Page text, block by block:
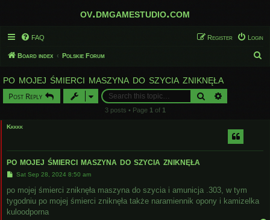
ov.dmgamestudio.com
FAQ Login
Register
Board index Polskie Forum
po mojej śmierci maszyna do szycia zniknęła
Post Reply Search
3 posts • Page 1 of 1
Kkkkk
po mojej śmierci maszyna do szycia zniknęła
P
s
Sat Sep 28, 2024 8:50 am
po mojej śmierci zniknęła maszyna do szycia i amunicja .303, w tym
tygodniu po mojej śmierci zniknęła także naramiennik opony i kamizelka
kuloodporna